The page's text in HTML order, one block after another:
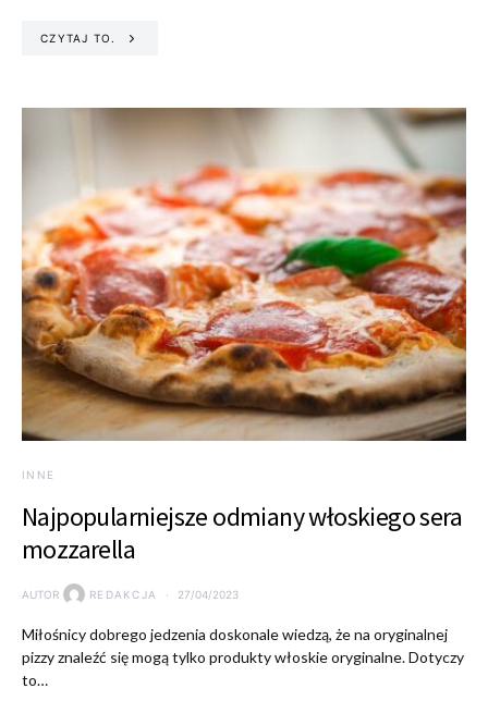
CZYTAJ TO.
INNE
Najpopularniejsze odmiany włoskiego sera
mozzarella
AUTOR REDAKCJA 27/04/2023
Miłośnicy dobrego jedzenia doskonale wiedzą, że na oryginalnej
pizzy znaleźć się mogą tylko produkty włoskie oryginalne. Dotyczy
to…